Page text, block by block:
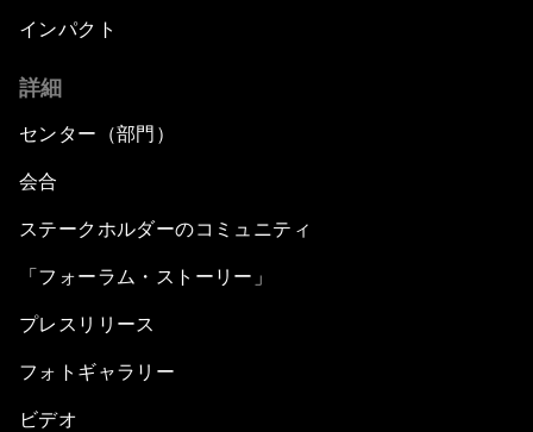
インパクト
詳細
センター（部門）
会合
ステークホルダーのコミュニティ
「フォーラム・ストーリー」
プレスリリース
フォトギャラリー
ビデオ